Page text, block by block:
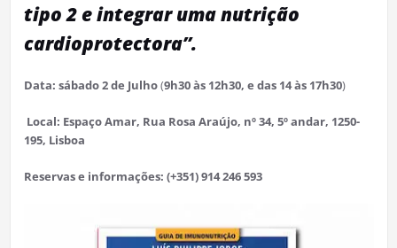
tipo 2 e integrar uma nutrição
cardioprotectora”.
Data: sábado 2 de Julho(9h30 às 12h30, e das 14 às 17h30)
Local: Espaço Amar, Rua Rosa Araújo, nº 34, 5º andar, 1250-
195, Lisboa
Reservas e informações: (+351) 914 246 593